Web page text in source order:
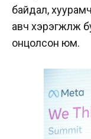
байдал,
авч хэрэгжүүлж
онцолсон юм.